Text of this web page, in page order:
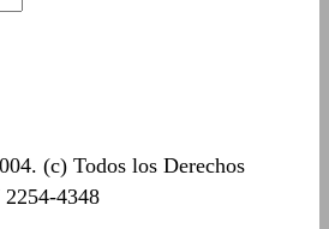
(c) Todos los Derechos
2254-4348